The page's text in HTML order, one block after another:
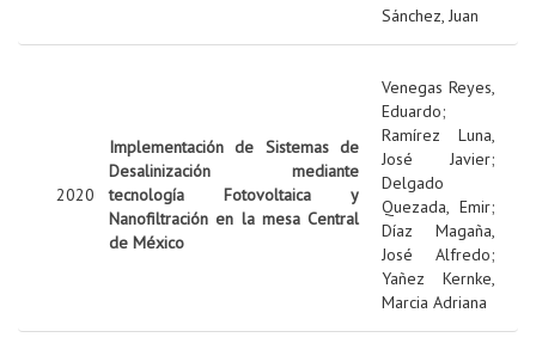
Sánchez, Juan
2020
Implementación de Sistemas de
Desalinización mediante
tecnología Fotovoltaica y
Nanofiltración en la mesa Central
de México
Venegas Reyes,
Eduardo;
Ramírez Luna,
José Javier;
Delgado
Quezada, Emir;
Díaz Magaña,
José Alfredo;
Yañez Kernke,
Marcia Adriana